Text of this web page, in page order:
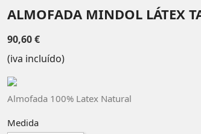
ALMOFADA MINDOL LÁTEX
90,60 €
(iva incluído)
Almofada 100% Latex Natural
Medida